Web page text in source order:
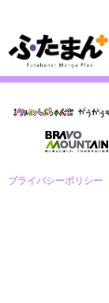
プライバシーポリシー